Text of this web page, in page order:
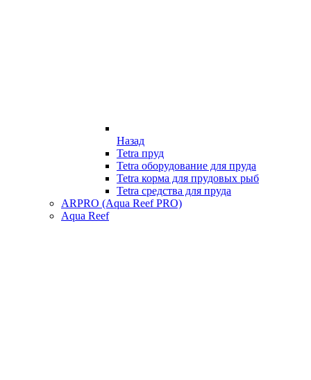
Назад
Tetra пруд
Tetra оборудование для пруда
Tetra корма для прудовых рыб
Tetra средства для пруда
ARPRO (Aqua Reef PRO)
Aqua Reef